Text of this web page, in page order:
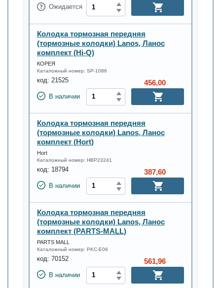
Ожидается
Колодка тормозная передняя
(тормозные колодки) Lanos, Ланос
комплект (Hi-Q)
КОРЕЯ
Каталожный номер: SP-1086
код: 21525
В наличии
456,00
Колодка тормозная передняя
(тормозные колодки) Lanos, Ланос
комплект (Hort)
Hort
Каталожный номер: HBP23241
код: 18794
В наличии
387,60
Колодка тормозная передняя
(тормозные колодки) Lanos, Ланос
комплект (PARTS-MALL)
PARTS MALL
Каталожный номер: PKC-E06
код: 70152
В наличии
561,96